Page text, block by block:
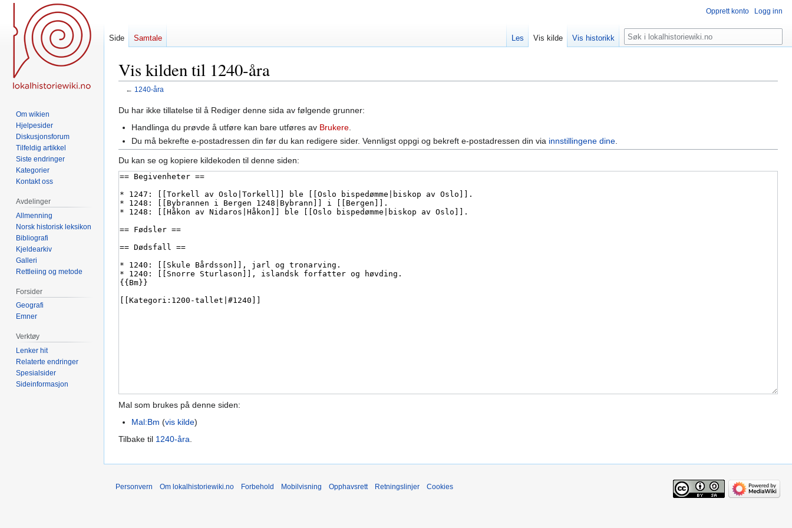
Vis kilden til 1240-åra
← 1240-åra
Hopp
navigering
Hopp
Du har ikke tillatelse til å Rediger denne sida av følgende grunner:
Handlinga du prøvde å utføre kan bare utføres av Brukere
Du må bekrefte e-postadressen din før du kan redigere sider. Vennligst oppgi og bekreft e-postadressen din via innstillingene dine
Du kan se og kopiere kildekoden til denne siden:
Mal som brukes på denne siden:
Mal:Bm (vis kilde)
Tilbake til 1240-åra.
Opprett konto Logg inn
Side Samtale Les Vis kilde Vis historikk Søk
Om wikien
Hjelpesider
Diskusjonsforum
Tilfeldig artikkel
Siste endringer
Kategorier
Kontakt oss
Avdelinger
Allmenning
Norsk historisk leksikon
Bibliografi
Kjeldearkiv
Galleri
Rettleiing og metode
Forsider
Geografi
Emner
Verktøy
Lenker hit
Relaterte endringer
Spesialsider
Sideinformasjon
Personvern Om lokalhistoriewiki.no Forbehold Mobilvisning Opphavsrett Retningslinjer Cookies